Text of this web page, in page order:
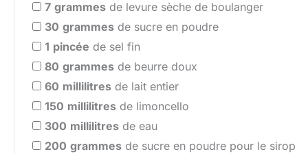
7 grammes de levure sèche de boulanger
30 grammes de sucre en poudre
1 pincée de sel fin
80 grammes de beurre doux
60 millilitres de lait entier
150 millilitres de limoncello
300 millilitres de eau
200 grammes de sucre en poudre pour le sirop